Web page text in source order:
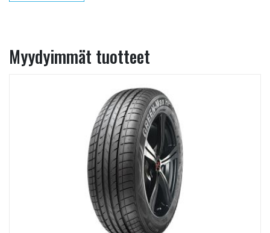
Myydyimmät tuotteet